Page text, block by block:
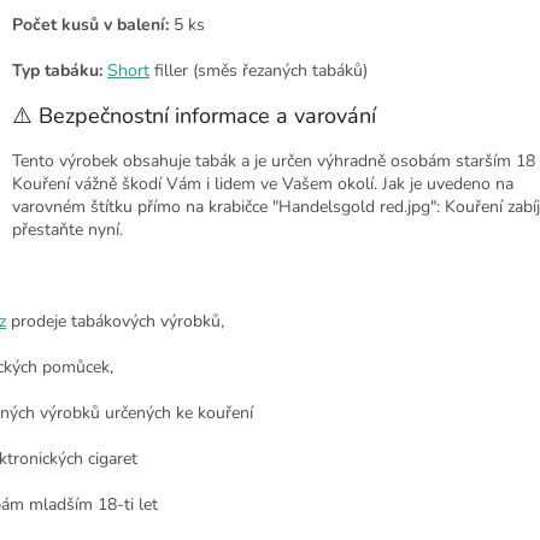
Počet kusů v balení: 5 ks
Typ tabáku: Short filler (směs řezaných tabáků)
⚠️ Bezpečnostní informace a varování
Tento výrobek obsahuje tabák a je určen výhradně osobám starším 18
Kouření vážně škodí Vám i lidem ve Vašem okolí. Jak je uvedeno na
varovném štítku přímo na krabičce "Handelsgold red.jpg": Kouření
přestaňte nyní.
prodeje tabákových výrobků,
pomůcek,
výrobků určených ke kouření
cigaret
mladším 18-ti let